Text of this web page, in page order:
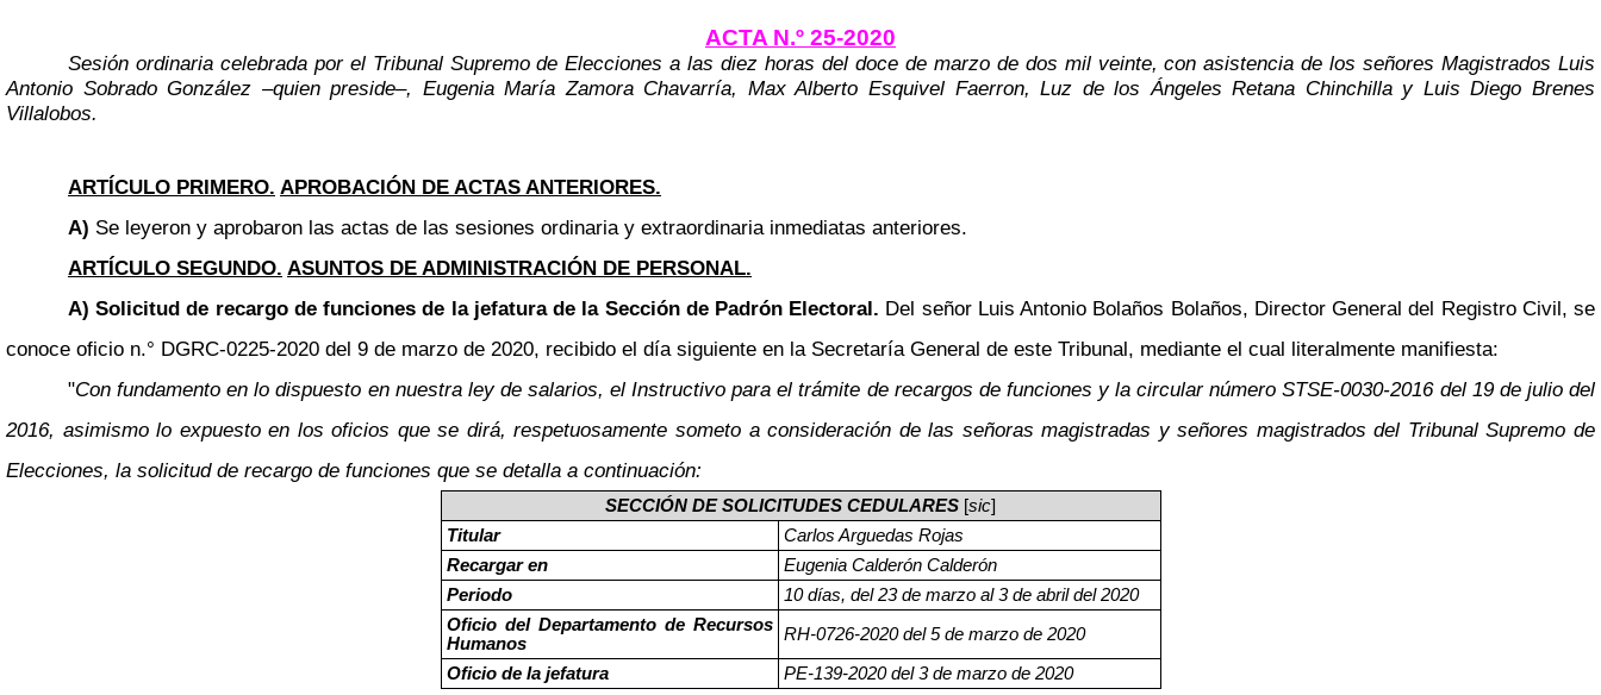
ACTA N.º 25-2020
Sesión ordinaria celebrada por el Tribunal Supremo de Elecciones a las diez horas del doce de marzo de dos mil veinte, con asistencia de los señores Magistrados Luis
Antonio Sobrado González –quien preside–, Eugenia María Zamora Chavarría, Max Alberto Esquivel Faerron, Luz de los Ángeles Retana Chinchilla y Luis Diego Brenes
Villalobos.
ARTÍCULO PRIMERO. APROBACIÓN DE ACTAS ANTERIORES.
A) Se leyeron y aprobaron las actas de las sesiones ordinaria y extraordinaria inmediatas anteriores.
ARTÍCULO SEGUNDO. ASUNTOS DE ADMINISTRACIÓN DE PERSONAL.
A) Solicitud de recargo de funciones de la jefatura de la Sección de Padrón Electoral. Del señor Luis Antonio Bolaños Bolaños, Director General del Registro Civil, se
conoce oficio n.° DGRC-0225-2020 del 9 de marzo de 2020, recibido el día siguiente en la Secretaría General de este Tribunal, mediante el cual literalmente manifiesta:
"Con fundamento en lo dispuesto en nuestra ley de salarios, el Instructivo para el trámite de recargos de funciones y la circular número STSE-0030-2016 del 19 de julio del
2016, asimismo lo expuesto en los oficios que se dirá, respetuosamente someto a consideración de las señoras magistradas y señores magistrados del Tribunal Supremo de
Elecciones, la solicitud de recargo de funciones que se detalla a continuación:
SECCIÓN DE SOLICITUDES CEDULARES [sic]
Titular
Carlos Arguedas Rojas
Recargar en
Eugenia Calderón Calderón
Periodo
10 días, del 23 de marzo al 3 de abril del 2020
Oficio del Departamento de Recursos
Humanos
RH-0726-2020 del 5 de marzo de 2020
Oficio de la jefatura PE-139-2020 del 3de marzo de 2020